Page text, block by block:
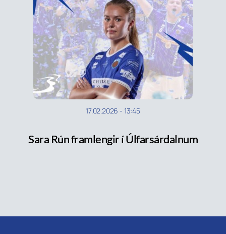
17.02.2026 - 13:45
Sara Rún framlengir í Úlfarsárdalnum